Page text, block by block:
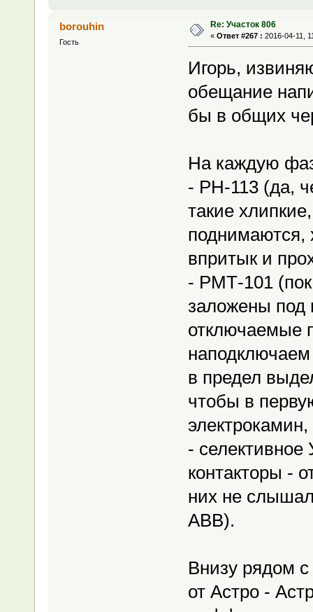
borouhin
Гость
Re: Участок 806
« Ответ #267 : 2016-04-11,
Игорь,
обещание
бы в общих
На каждую
- РН-113 (да,
такие
поднимаются,
впритык и
- РМТ-101
заложены под
отключаемые
наподключаем
в предел
чтобы в
-
контакторы -
них не
ABB).
Внизу рядом
от Астро -